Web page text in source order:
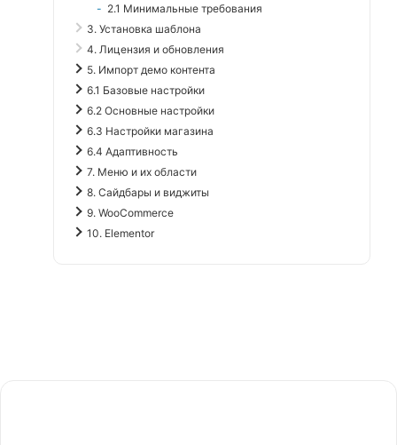
2.1 Минимальные требования
3. Установка шаблона
4. Лицензия и обновления
5. Импорт демо контента
6.1 Базовые настройки
6.2 Основные настройки
6.3 Настройки магазина
6.4 Адаптивность
7. Меню и их области
8. Сайдбары и виджиты
9. WooCommerce
10. Elementor